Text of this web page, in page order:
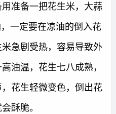
准备一把花生米，大蒜
一定要在凉油的倒入花
急剧受热，容易导致外
油温，花生七八成熟，
花生轻微变色，倒出花
酥脆。